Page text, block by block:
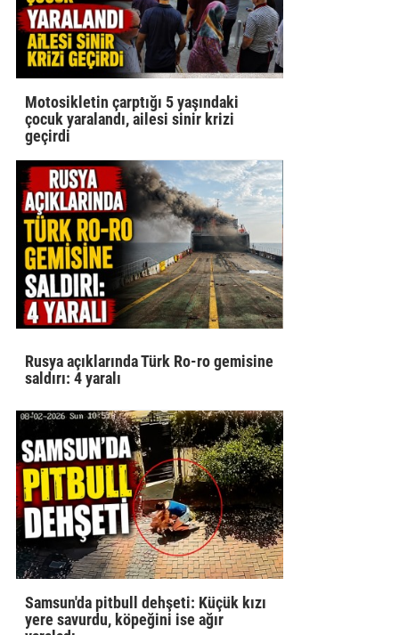
Motosikletin çarptığı 5 yaşındaki
çocuk yaralandı, ailesi sinir krizi
geçirdi
Rusya açıklarında Türk Ro-ro gemisine
saldırı: 4 yaralı
Samsun'da pitbull dehşeti: Küçük kızı
yere savurdu, köpeğini ise ağır